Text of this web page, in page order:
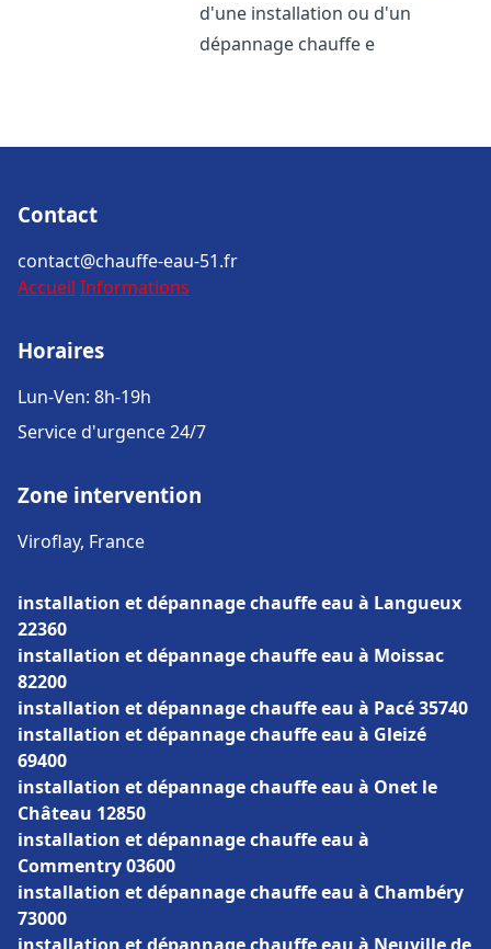
d'une installation ou d'un
dépannage chauffe e
Contact
contact@chauffe-eau-51.fr
Accueil Informations
Horaires
Lun-Ven: 8h-19h
Service d'urgence 24/7
Zone intervention
Viroflay, France
installation et dépannage chauffe eau à Langueux
22360
installation et dépannage chauffe eau à Moissac
82200
installation et dépannage chauffe eau à Pacé 35740
installation et dépannage chauffe eau à Gleizé
69400
installation et dépannage chauffe eau à Onet le
Château 12850
installation et dépannage chauffe eau à
Commentry 03600
installation et dépannage chauffe eau à Chambéry
73000